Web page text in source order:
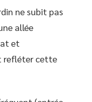
ne subit pas
allée
et
refléter cette